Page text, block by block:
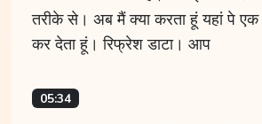
तरीके से। अब मैं क्या करता हूं यहां पे एक
कर देता हूं। रिफ्रेश डाटा। आप
05:34